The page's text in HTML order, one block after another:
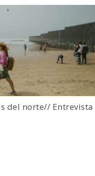
del norte// Entrevista